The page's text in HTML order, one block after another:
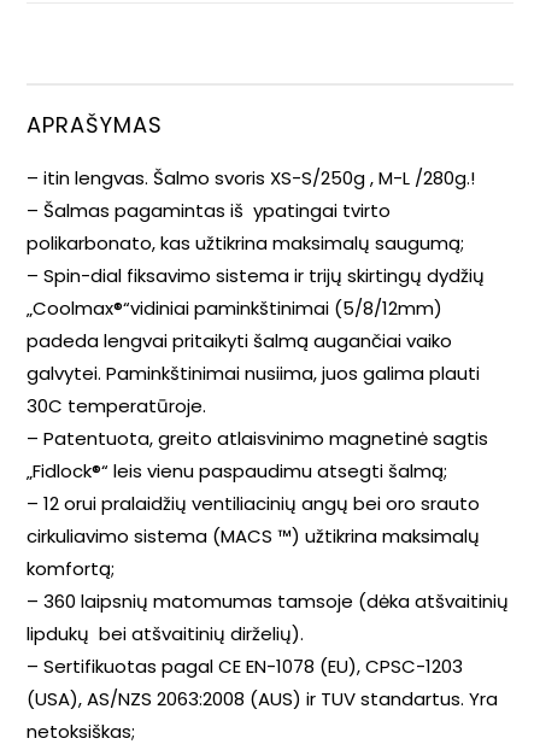
APRAŠYMAS
– itin lengvas. Šalmo svoris XS-S/250g , M-L /280g.!
– Šalmas pagamintas iš ypatingai tvirto
polikarbonato, kas užtikrina maksimalų saugumą;
– Spin-dial fiksavimo sistema ir trijų skirtingų dydžių
„Coolmax®“vidiniai paminkštinimai (5/8/12mm)
padeda lengvai pritaikyti šalmą augančiai vaiko
galvytei. Paminkštinimai nusiima, juos galima plauti
30C temperatūroje.
– Patentuota, greito atlaisvinimo magnetinė sagtis
„Fidlock®“ leis vienu paspaudimu atsegti šalmą;
– 12 orui pralaidžių ventiliacinių angų bei oro srauto
cirkuliavimo sistema (MACS ™) užtikrina maksimalų
komfortą;
– 360 laipsnių matomumas tamsoje (dėka atšvaitinių
lipdukų bei atšvaitinių dirželių).
– Sertifikuotas pagal CE EN-1078 (EU), CPSC-1203
(USA), AS/NZS 2063:2008 (AUS) ir TUV standartus. Yra
netoksiškas;